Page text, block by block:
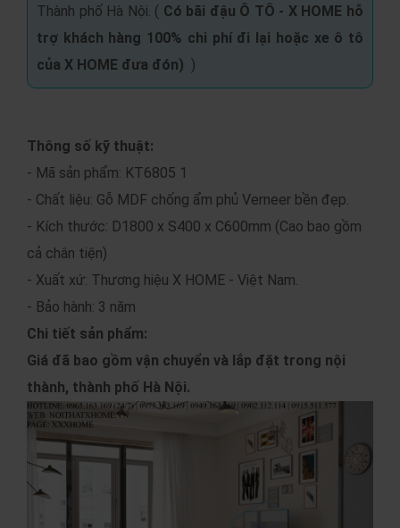
Thành phố Hà Nội. ( Có bãi đậu Ô TÔ - X HOME hỗ
trợ khách hàng 100% chi phí đi lại hoặc xe ô tô
của X HOME đưa đón) )
Thông số kỹ thuật:
- Mã sản phẩm: KT6805 1
- Chất liệu: Gỗ MDF chống ẩm phủ Verneer bền đẹp.
- Kích thước: D1800 x S400 x C600mm (Cao bao gồm
cả chân tiện)
- Xuất xứ: Thương hiệu X HOME - Việt Nam.
- Bảo hành: 3 năm
Chi tiết sản phẩm:
Giá đã bao gồm vận chuyển và lắp đặt trong nội
thành, thành phố Hà Nội.